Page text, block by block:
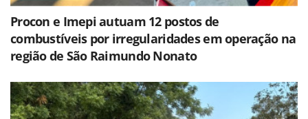
Procon e Imepi autuam 12 postos de
combustíveis por irregularidades em operação na
região de São Raimundo Nonato